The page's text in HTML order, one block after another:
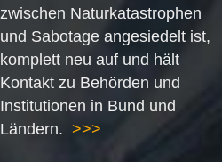
zwischen Naturkatastrophen
und Sabotage angesiedelt ist,
komplett neu auf und hält
Kontakt zu Behörden und
Institutionen in Bund und
Ländern. >>>